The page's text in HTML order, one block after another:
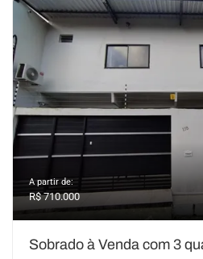
A partir de:
R$ 710.000
Sobrado à Venda com 3